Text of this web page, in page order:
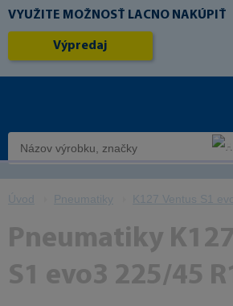
VYUŽITE MOŽNOSŤ LACNO NAKÚPIŤ
Výpredaj
Úvod Pneumatiky K127 Ventus S1
Pneumatiky
S1 evo3 225/45